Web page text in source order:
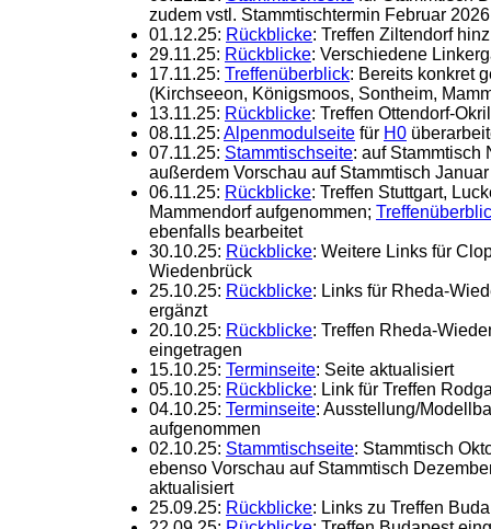
zudem vstl. Stammtischtermin Februar
01.12.25: Rückblicke: Treffen Ziltendorf
29.11.25: Rückblicke: Verschiedene
17.11.25: Treffenüberblick: Bereits konkret
(Kirchseeon, Königsmoos, Sontheim,
13.11.25: Rückblicke: Treffen Ottendorf-
08.11.25: Alpenmodulseite für H0
07.11.25: Stammtischseite: auf Stammtisch
außerdem Vorschau auf Stammtisch
06.11.25: Rückblicke: Treffen Stuttgart,
Mammendorf aufgenommen;
ebenfalls bearbeitet
30.10.25: Rückblicke: Weitere Links für
Wiedenbrück
25.10.25: Rückblicke: Links für Rheda-
ergänzt
20.10.25: Rückblicke: Treffen Rheda-
eingetragen
15.10.25: Terminseite: Seite aktualisiert
05.10.25: Rückblicke: Link für Treffen
04.10.25: Terminseite: Ausstellung/
aufgenommen
02.10.25: Stammtischseite: Stammtisch
ebenso Vorschau auf Stammtisch
aktualisiert
25.09.25: Rückblicke: Links zu Treffen